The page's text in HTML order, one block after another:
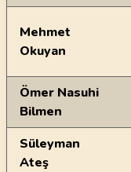
Mehmet
Okuyan
Ömer Nasuhi
Bilmen
Süleyman
Ateş